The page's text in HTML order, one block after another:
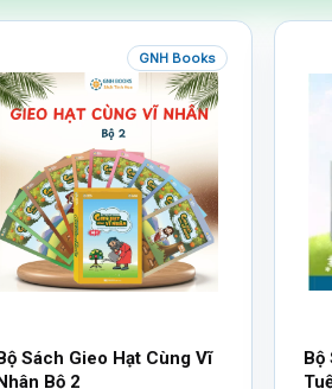
GNH Books
Sách Gieo Hạt Cùng Vĩ
Bộ 2
Bộ